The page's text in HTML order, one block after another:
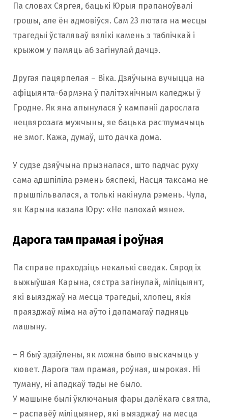
Па словах Сяргея, бацькі Юрыя прапаноўвалі
грошы, але ён адмовіўся. Сам 23 лютага на месцы
трагедыі ўсталяваў вялікі камень з таблічкай і
крыжом у памяць аб загінулай дачцэ.
Другая пацярпелая – Віка. Дзяўчына вучыцца на
афіцыянта-бармэна ў палітэхнічным каледжы ў
Гродне. Як яна апынулася ў кампаніі дарослага
нецвярозага мужчыны, яе бацька растлумачыць
не змог. Кажа, думаў, што дачка дома.
У судзе дзяўчына прызналася, што падчас руху
сама адшпіліла рэмень бяспекі, Насця таксама не
прышпільвалася, а толькі накінула рэмень. Чула,
як Карына казала Юру: «Не палохай мяне».
Дарога там прамая і роўная
Па справе праходзіць некалькі сведак. Сярод іх
выжыўшая Карына, сястра загінулай, міліцыянт,
які выязджаў на месца трагедыі, хлопец, якія
праязджаў міма на аўто і дапамагаў падняць
машыну.
– Я быў здзіўлены, як можна было выскачыць у
кювет. Дарога там прамая, роўная, шырокая. Ні
туману, ні ападкаў тады не было.
У машыне былі ўключаныя фары далёкага святла,
– распавёў міліцыянер, які выязджаў на месца